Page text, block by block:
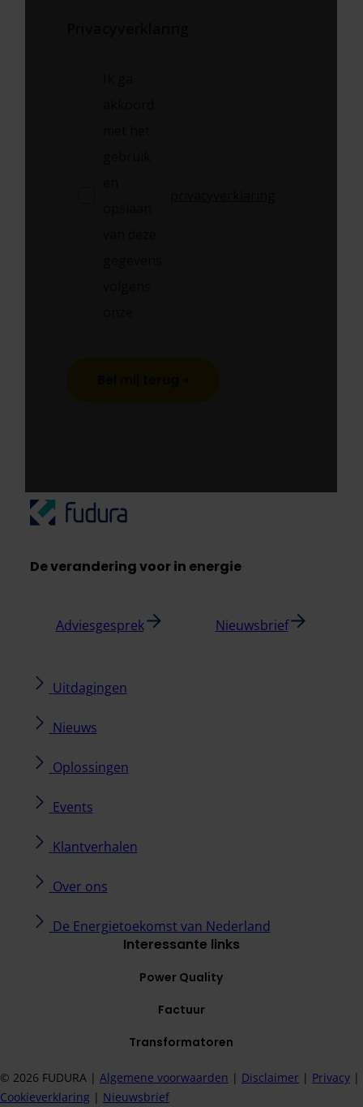
De verandering voor in energie
Adviesgesprek Nieuwsbrief
Uitdagingen
Nieuws
Oplossingen
Events
Klantverhalen
Over ons
De Energietoekomst van Nederland
Interessante links
Power Quality
Factuur
Transformatoren
© 2026 FUDURA | Algemene voorwaarden ​ | Disclaimer ​ | Privacy ​ |
Cookieverklaring ​ | Nieuwsbrief